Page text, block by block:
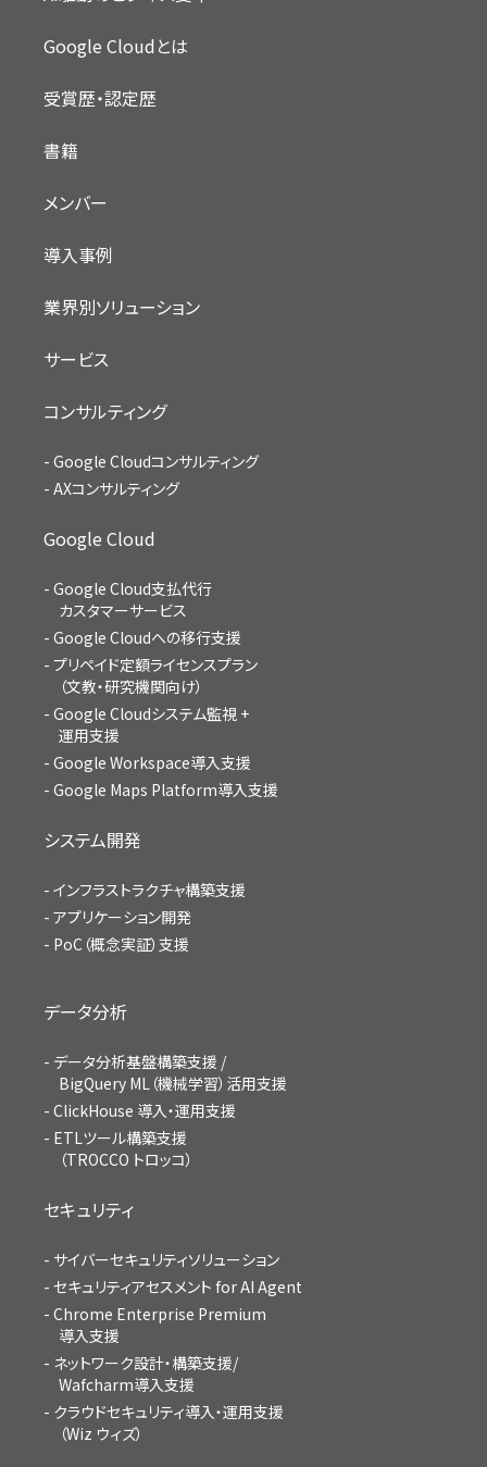
Google Cloudとは
受賞歴・認定歴
書籍
メンバー
導入事例
業界別ソリューション
サービス
コンサルティング
Google Cloudコンサルティング
AXコンサルティング
Google Cloud
Google Cloud支払代行
カスタマーサービス
Google Cloudへの移行支援
プリペイド定額ライセンスプラン
（文教・研究機関向け）
Google Cloudシステム監視 +
運用支援
Google Workspace導入支援
Google Maps Platform導入支援
システム開発
インフラストラクチャ構築支援
アプリケーション開発
PoC（概念実証）支援
データ分析
データ分析基盤構築支援 /
BigQuery ML（機械学習）活用支援
ClickHouse 導入・運用支援
ETLツール構築支援
（TROCCO トロッコ）
セキュリティ
サイバーセキュリティソリューション
セキュリティアセスメント for AI Agent
Chrome Enterprise Premium
導入支援
ネットワーク設計・構築支援/
Wafcharm導入支援
クラウドセキュリティ導入・運用支援
（Wiz ウィズ）